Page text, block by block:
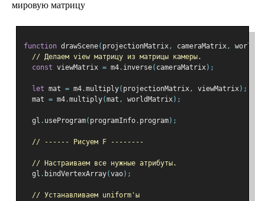
мировую матрицу
function drawScene( projectionMatrix, cameraMatrix,
// Делаем view матрицу из матрицы камеры.
const viewMatrix = m4. inverse( cameraMatrix);
let mat = m4.multiply( projectionMatrix, viewMatrix);
  mat
= m4.multiply(mat , worldMatrix);
  gl
. useProgram( programInfo. program);
// ------ Рисуем F --------
// Настраиваем все нужные атрибуты.
  gl
. bindVertexArray(vao);
// Устанавливаем uniform'ы